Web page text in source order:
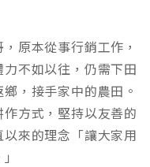
原本從事行銷工作，
不如以往，仍需下田
，接手家中的農田。
方式，堅持以友善的
來的理念「讓大家用